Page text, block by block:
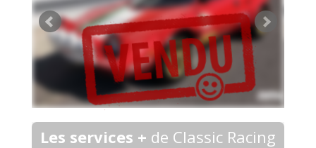
Les services + de Classic Racing